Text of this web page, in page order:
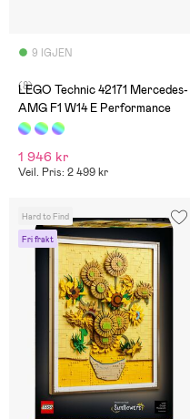
9 IGJEN
(8)
LEGO Technic 42171 Mercedes-
AMG F1 W14 E Performance
1 946 kr
Veil. Pris: 2 499 kr
Hard to Find
Fri frakt